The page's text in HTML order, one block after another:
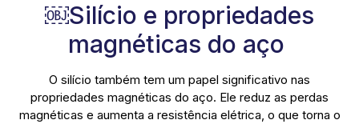
​​￼​Silício e propriedades
magnéticas do aço
O silício também tem um papel significativo nas
propriedades magnéticas do aço. Ele reduz as perdas
magnéticas e aumenta a resistência elétrica, o que torna o